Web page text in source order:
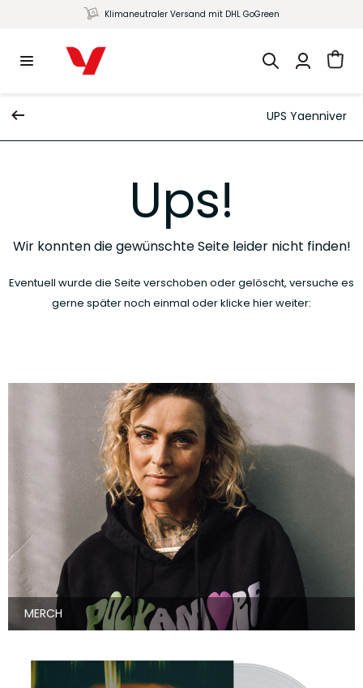
Klimaneutraler Versand mit DHL GoGreen
UPS Yaenniver
Ups!
Wir konnten die gewünschte Seite leider nicht finden!
Eventuell wurde die Seite verschoben oder gelöscht, versuche es
gerne später noch einmal oder klicke hier weiter:
MERCH